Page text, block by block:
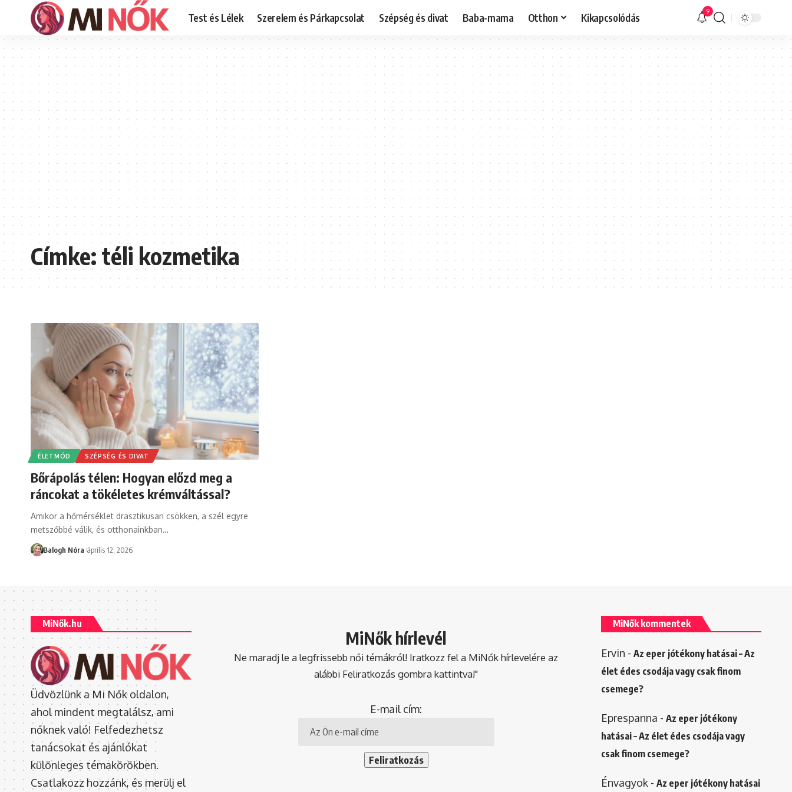
Test és Lélek Szerelem és Párkapcsolat Szépség és divat Baba-mama Otthon Kikapcsolódás 9
Címke:téli kozmetika
ÉLETMÓD SZÉPSÉG ÉS DIVAT
Bőrápolás télen: Hogyan előzd meg a
ráncokat a tökéletes krémváltással?
Amikor a hőmérséklet drasztikusan csökken, a szél egyre
metszőbbé válik, és otthonainkban…
Balogh Nóra április 12, 2026
MiNők.hu
Üdvözlünk a Mi Nők oldalon,
ahol mindent megtalálsz, ami
nőknek való! Felfedezhetsz
tanácsokat és ajánlókat
különleges témakörökben.
Csatlakozz hozzánk, és merülj el
MiNők hírlevél
Ne maradj le a legfrissebb női témákról! Iratkozz fel a MiNők hírlevelére az
alábbi Feliratkozás gombra kattintva!"
E-mail cím:
MiNők kommentek
Ervin - Az eper jótékony hatásai – Az
élet édes csodája vagy csak finom
csemege?
Eprespanna - Az eper jótékony
hatásai – Az élet édes csodája vagy
csak finom csemege?
Énvagyok- Az eper jótékony hatásai